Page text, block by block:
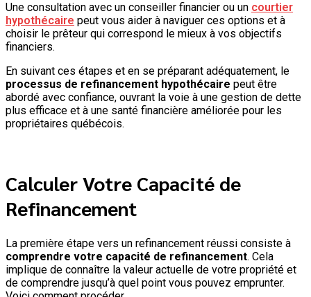
Une consultation avec un conseiller financier ou un courtier
hypothécaire peut vous aider à naviguer ces options et à
choisir le prêteur qui correspond le mieux à vos objectifs
financiers.
En suivant ces étapes et en se préparant adéquatement, le
processus de refinancement hypothécaire peut être
abordé avec confiance, ouvrant la voie à une gestion de dette
plus efficace et à une santé financière améliorée pour les
propriétaires québécois.
Calculer Votre Capacité de
Refinancement
La première étape vers un refinancement réussi consiste à
comprendre votre capacité de refinancement. Cela
implique de connaître la valeur actuelle de votre propriété et
de comprendre jusqu’à quel point vous pouvez emprunter.